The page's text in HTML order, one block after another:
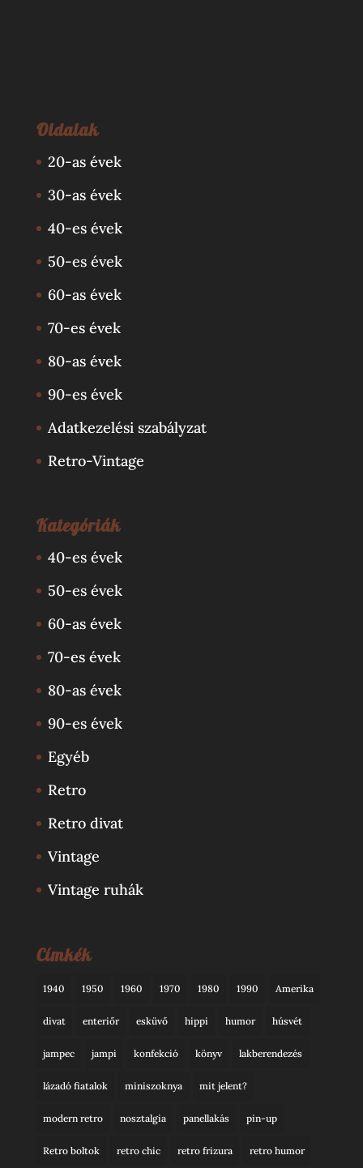
Oldalak
20-as évek
30-as évek
40-es évek
50-es évek
60-as évek
70-es évek
80-as évek
90-es évek
Adatkezelési szabályzat
Retro-Vintage
Kategóriák
40-es évek
50-es évek
60-as évek
70-es évek
80-as évek
90-es évek
Egyéb
Retro
Retro divat
Vintage
Vintage ruhák
Címkék
1940 1950 1960 1970 1980 1990 Amerika
divat enteriőr esküvő hippi humor húsvét
jampec jampi konfekció könyv lakberendezés
lázadó fiatalok miniszoknya mit jelent?
modern retro nosztalgia panellakás pin-up
Retro boltok retro chic retro frizura retro humor